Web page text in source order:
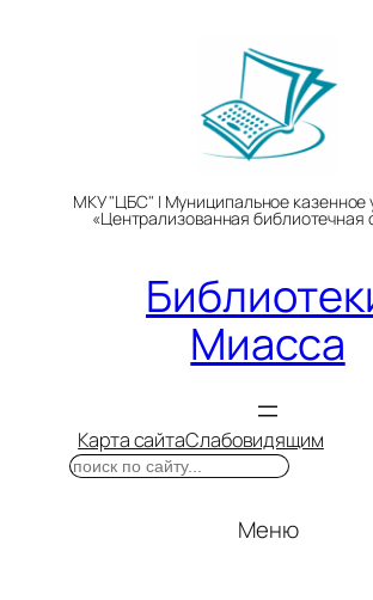
МКУ "ЦБС" | Муниципальное казенное
«Централизованная библиотечная
Миасса
Карта сайтаСлабовидящим
Поиск
Меню